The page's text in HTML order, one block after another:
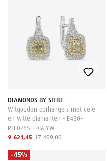
DIAMONDS BY SIEBEL
Witgouden oorhangers met gele
en witte diamanten – E480-
RLF0265-FDIA-YW
9 624,45 17 499,00
-45%